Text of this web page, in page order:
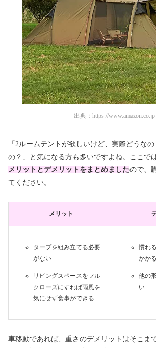
出典： https://www.amazon.co.jp
「2ルームテントが欲しいけど、実際どうな
の？」と気になる方も多いですよね。ここでは
メリットとデメリットをまとめましたので、
てください。
メリット
タープを組み立てる必要
がない
リビングスペースをフル
クローズにすれば雨風を
気にせず食事ができる
慣れ
かかる
他の
い
車移動であれば、重さのデメリットはそこま